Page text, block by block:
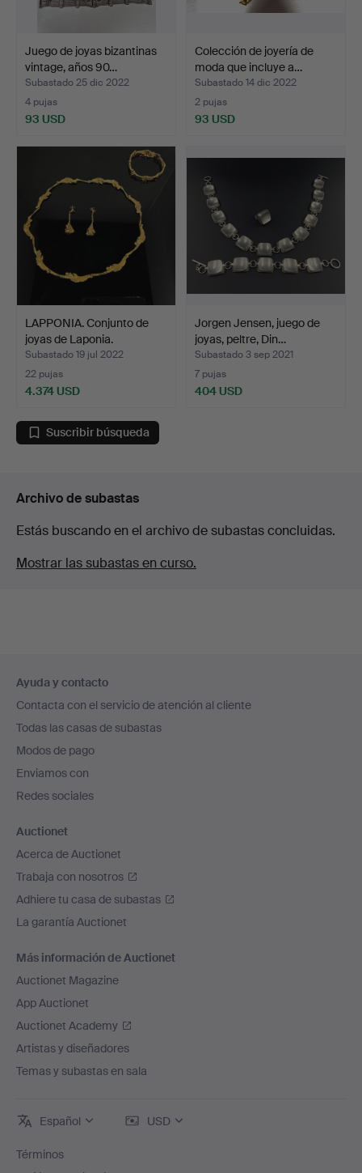
Juego de joyas bizantinas
vintage, años 90…
Subastado 25 dic 2022
4 pujas
93 USD
Colección de joyería de
moda que incluye a…
Subastado 14 dic 2022
2 pujas
93 USD
LAPPONIA. Conjunto de
joyas de Laponia.
Subastado 19 jul 2022
22 pujas
4.374 USD
Jorgen Jensen, juego de
joyas, peltre, Din…
Subastado 3 sep 2021
7 pujas
404 USD
Suscribir búsqueda
Archivo de subastas
Estás buscando en el archivo de subastas concluidas.
Mostrar las subastas en curso.
en
el
pie
de
página
Ayuda y contacto
Contacta con el servicio de atención al cliente
Todas las casas de subastas
Modos de pago
Enviamos con
Redes sociales
Auctionet
Acerca de Auctionet
Trabaja con nosotros
Adhiere tu casa de subastas
La garantía Auctionet
Más información de Auctionet
Auctionet Magazine
App Auctionet
Auctionet Academy
Artistas y diseñadores
Temas y subastas en sala
Español USD
Términos